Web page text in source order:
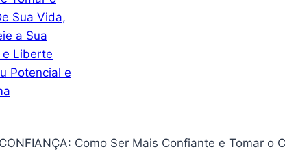
Como Ser Mais Confiante e Tomar